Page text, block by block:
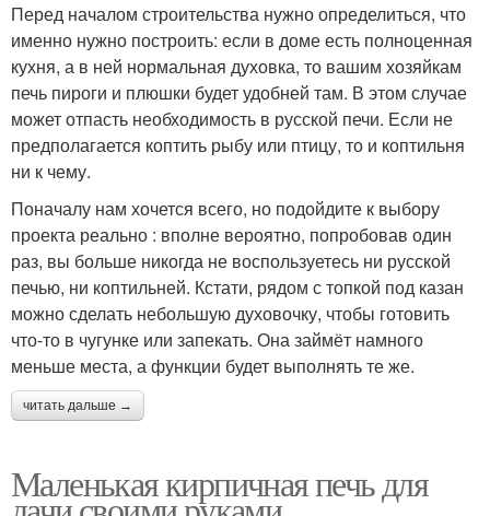
Перед началом строительства нужно определиться, что
именно нужно построить: если в доме есть полноценная
кухня, а в ней нормальная духовка, то вашим хозяйкам
печь пироги и плюшки будет удобней там. В этом случае
может отпасть необходимость в русской печи. Если не
предполагается коптить рыбу или птицу, то и коптильня
ни к чему.
Поначалу нам хочется всего, но подойдите к выбору
проекта реально : вполне вероятно, попробовав один
раз, вы больше никогда не воспользуетесь ни русской
печью, ни коптильней. Кстати, рядом с топкой под казан
можно сделать небольшую духовочку, чтобы готовить
что-то в чугунке или запекать. Она займёт намного
меньше места, а функции будет выполнять те же.
читать дальше →
Маленькая кирпичная печь для